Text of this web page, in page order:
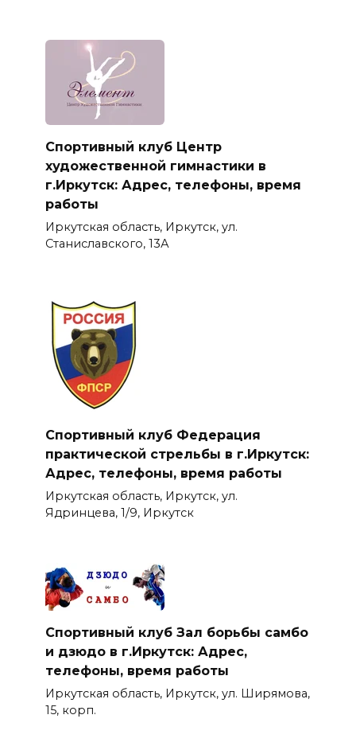
Спортивный клуб Центр
художественной гимнастики в
г.Иркутск: Адрес, телефоны, время
работы
Иркутская область, Иркутск, ул.
Станиславского, 13А
Спортивный клуб Федерация
практической стрельбы в г.Иркутск:
Адрес, телефоны, время работы
Иркутская область, Иркутск, ул.
Ядринцева, 1/9, Иркутск
Спортивный клуб Зал борьбы самбо
и дзюдо в г.Иркутск: Адрес,
телефоны, время работы
Иркутская область, Иркутск, ул. Ширямова,
15, корп.